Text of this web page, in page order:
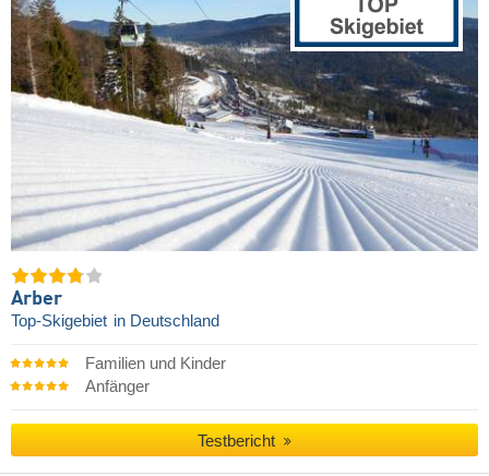
Arber
Top-Skigebiet in Deutschland
Familien und Kinder
Anfänger
Testbericht